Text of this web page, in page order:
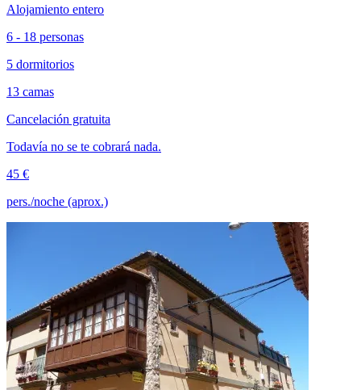
Alojamiento entero
6 - 18 personas
5 dormitorios
13 camas
Cancelación gratuita
Todavía no se te cobrará nada.
45 €
pers./noche (aprox.)